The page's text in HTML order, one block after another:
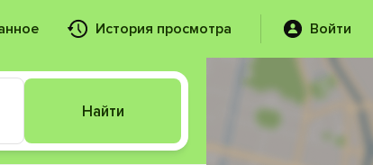
История просмотра Войти
Найти